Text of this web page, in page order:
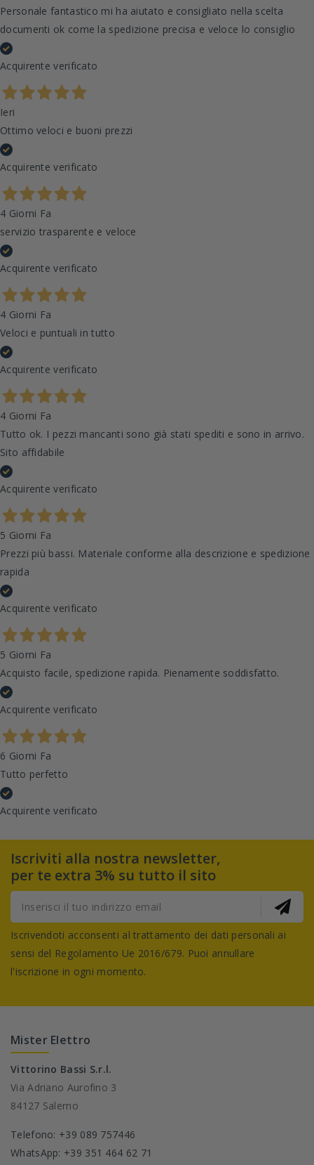
Personale fantastico mi ha aiutato e consigliato nella scelta
documenti ok come la spedizione precisa e veloce lo consiglio
Acquirente verificato
Ieri
Ottimo veloci e buoni prezzi
Acquirente verificato
4 Giorni Fa
servizio trasparente e veloce
Acquirente verificato
4 Giorni Fa
Veloci e puntuali in tutto
Acquirente verificato
4 Giorni Fa
Tutto ok. I pezzi mancanti sono già stati spediti e sono in arrivo.
Sito affidabile
Acquirente verificato
5 Giorni Fa
Prezzi più bassi. Materiale conforme alla descrizione e spedizione
rapida
Acquirente verificato
5 Giorni Fa
Acquisto facile, spedizione rapida. Pienamente soddisfatto.
Acquirente verificato
6 Giorni Fa
Tutto perfetto
Acquirente verificato
Iscriviti alla nostra newsletter,
per te extra 3% su tutto il sito
Iscrivendoti acconsenti al trattamento dei dati personali ai
sensi del Regolamento Ue 2016/679. Puoi annullare
l'iscrizione in ogni momento.
Mister Elettro
Vittorino Bassi S.r.l.
Via Adriano Aurofino 3
84127 Salerno
Telefono: +39 089 757446
WhatsApp: +39 351 464 62 71